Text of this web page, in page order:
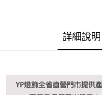
詳細說明